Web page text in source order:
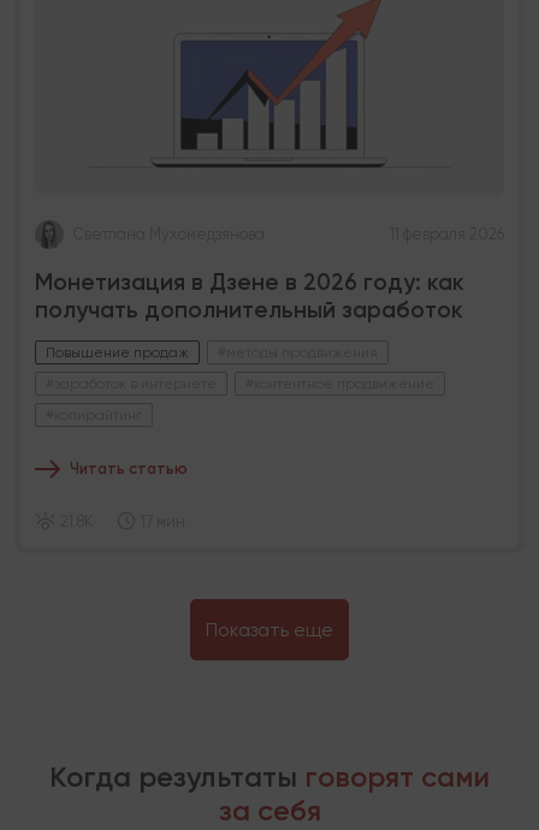
Монетизация в Дзене в 2026 году: как
получать дополнительный заработок
Повышение продаж
Читать статью
Показать еще
Когда результаты говорят сами
за себя